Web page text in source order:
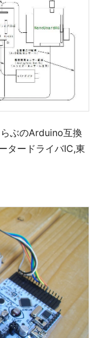
ぶのArduino互換
タードライバIC,東